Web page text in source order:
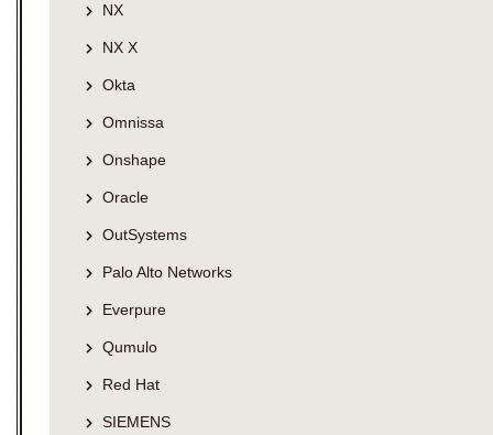
NX
NX X
Okta
Omnissa
Onshape
Oracle
OutSystems
Palo Alto Networks
Everpure
Qumulo
Red Hat
SIEMENS